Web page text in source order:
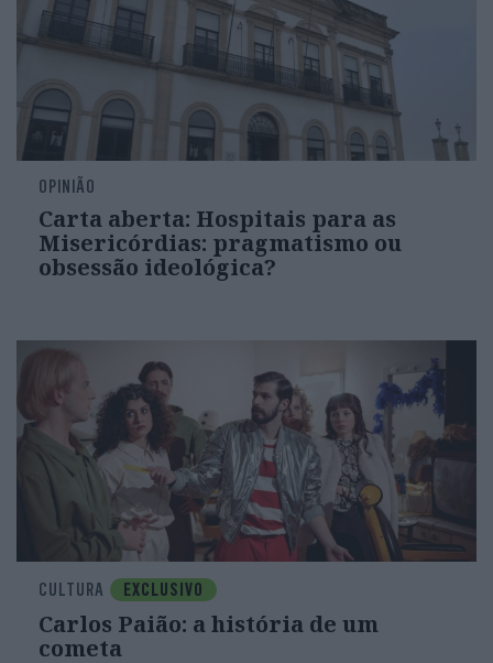
OPINIÃO
Carta aberta: Hospitais para as
Misericórdias: pragmatismo ou
obsessão ideológica?
CULTURA EXCLUSIVO
Carlos Paião: a história de um
cometa